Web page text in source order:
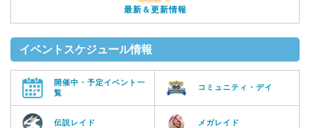
最新＆更新情報
イベントスケジュール情報
開催中・予定イベント一
覧
コミュニティ・デイ
伝説レイド メガレイド